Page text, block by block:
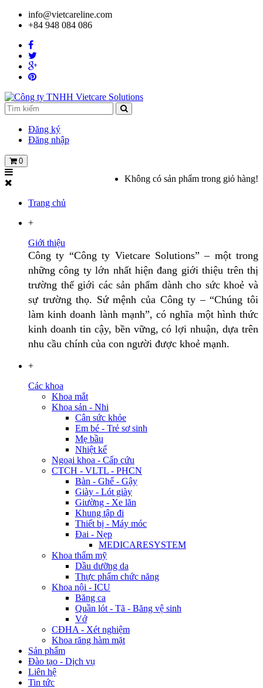
info@vietcareline.com
+84 948 084 086
Đăng ký
Đăng nhập
0
Không có sản phẩm trong giỏ hàng!
Trang chủ
+
Giới thiệu
Công ty “Công ty Vietcare Solutions” – một trong
những công ty lớn nhất hiện đang giới thiệu trên thị
trường thế giới các sản phẩm dành cho sức khoẻ và
sự trường thọ. Sứ mệnh của Công ty – “Chúng tôi
làm kinh doanh lành mạnh”, có nghĩa một hình thức
kinh doanh tin cậy, bền vững, có lợi nhuận, dựa trên
nhu cầu chính của con người được khoẻ mạnh.
+
Các khoa
Khoa mắt
Khoa sản - Nhi
Cân sức khỏe
Em bé - Trẻ sơ sinh
Mẹ bầu
Nhiệt kế
Ngoại khoa - Cấp cứu
CTCH - VLTL - PHCN
Bàn - Ghế - Gậy
Giày - Lót giày
Giường - Xe lăn
Khung tập đi
Thiết bị - Máy móc
Đai - Nẹp
MEDICARESYSTEM
Khoa thẩm mỹ
Dầu dưỡng da
Thực phẩm chức năng
Khoa nội - ICU
Băng ca
Quần lót - Tã - Băng vệ sinh
Vớ
CĐHA - Xét nghiệm
Khoa răng hàm mặt
Sản phẩm
Đào tạo - Dịch vụ
Liên hệ
Tin tức